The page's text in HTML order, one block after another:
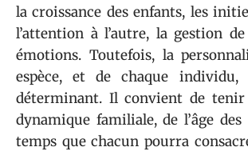
la croissance des enfants, les
l’attention à l’autre, la gestion
émotions. Toutefois, la
espèce, et de chaque
déterminant. Il convient de
dynamique familiale, de l’âge
temps que chacun pourra